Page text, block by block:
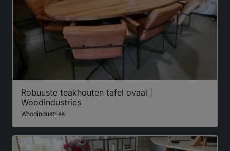
Robuuste teakhouten tafel ovaal |
Woodindustries
Woodindustries